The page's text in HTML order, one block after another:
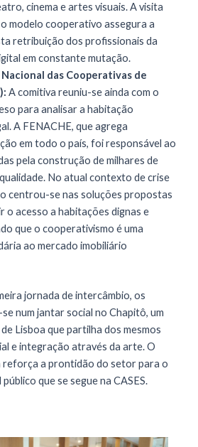
cinema e artes visuais. A visita
modelo cooperativo assegura a
retribuição dos profissionais da
em constante mutação.
Nacional das Cooperativas de
A comitiva reuniu-se ainda com o
para analisar a habitação
A FENACHE, que agrega
em todo o país, foi responsável ao
pela construção de milhares de
No atual contexto de crise
centrou-se nas soluções propostas
acesso a habitações dignas e
que o cooperativismo é uma
ao mercado imobiliário
jornada de intercâmbio, os
num jantar social no Chapitô, um
Lisboa que partilha dos mesmos
e integração através da arte. O
reforça a prontidão do setor para o
que se segue na CASES.